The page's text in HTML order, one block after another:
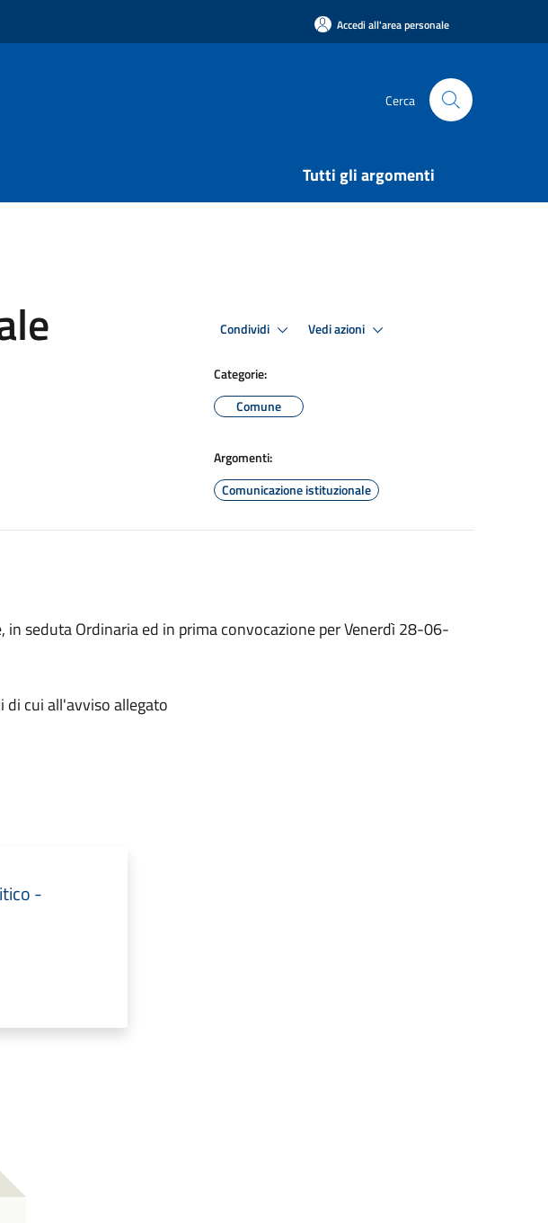
Accedi all'area personale
Cerca
Tutti gli argomenti
Condividi Vedi azioni
Categorie:
Comune
Argomenti:
Comunicazione istituzionale
seduta Ordinaria ed in prima convocazione per Venerdì 28-06-
di cui all'avviso allegato
-